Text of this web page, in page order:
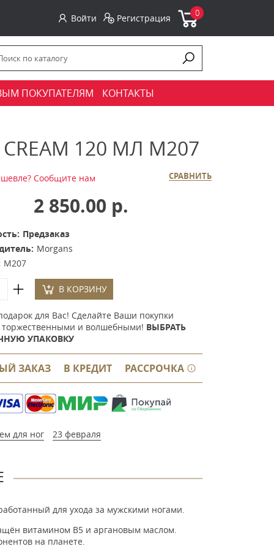
Войти Регистрация 0
ПОКУПАТЕЛЯМ КОНТАКТЫ
120 МЛ M207
СРАВНИТЬ
Сообщите нам
2 850.00 р.
Предзаказ
Morgans
M207
В КОРЗИНУ
для Вас! Сделайте Ваши покупки
торжественными и волшебными! ВЫБРАТЬ
УПАКОВКУ
ЗАКАЗ В КРЕДИТ РАССРОЧКА
для ног 23 февраля
для ухода за мужскими ногами.
витамином B5 и аргановым маслом.
на планете.